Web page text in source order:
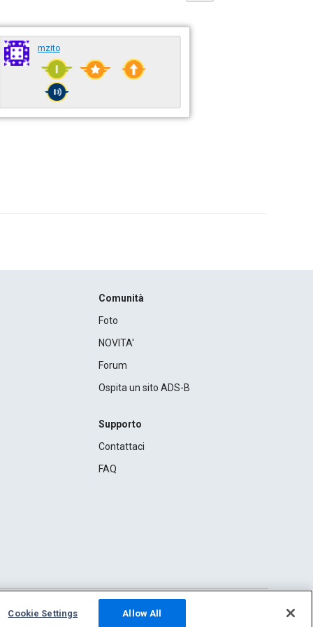
mzito
Comunità
Foto
NOVITA'
Forum
Ospita un sito ADS-B
Supporto
Contattaci
FAQ
Cookie Settings Allow All